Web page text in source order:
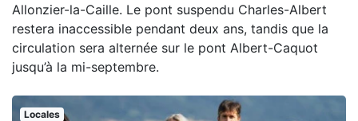
Allonzier-la-Caille. Le pont suspendu Charles-Albert
restera inaccessible pendant deux ans, tandis que la
circulation sera alternée sur le pont Albert-Caquot
jusqu’à la mi-septembre.
Locales